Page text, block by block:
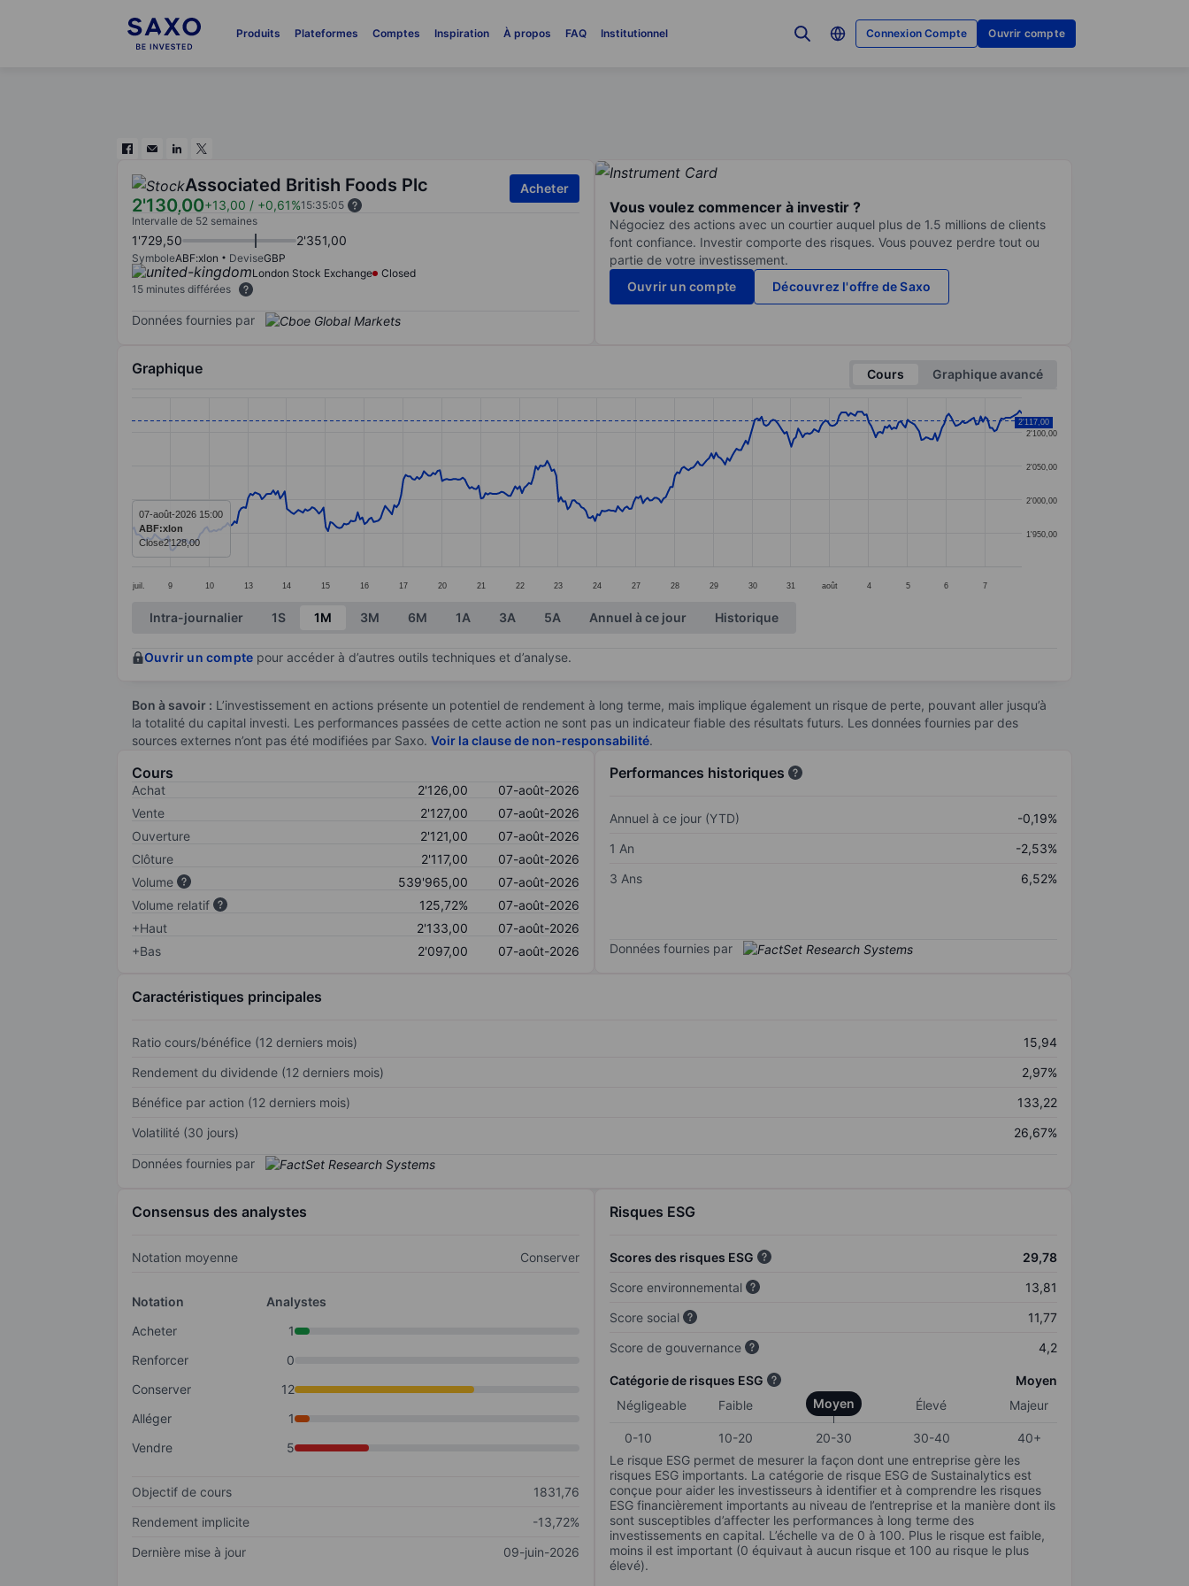
Produits Plateformes Comptes Inspiration À propos FAQ Institutionnel Connexion Compte Ouvrir compte
Associated British Foods Plc
2'130,00+13,00 / +0,61%15:35:05
Acheter
Intervalle de 52 semaines
1'729,50 2'351,00
SymboleABF:xlon DeviseGBP
London Stock Exchange
Closed
15 minutes différées
Données fournies par
Vous voulez commencer à investir ?
Négociez des actions avec un courtier auquel plus de 1.5 millions de clients
font confiance. Investir comporte des risques. Vous pouvez perdre tout ou
partie de votre investissement.
Ouvrir un compte
Découvrez l'offre de Saxo
Graphique Cours
Graphique avancé
The chart has 1 X axis displaying categories.
The chart has 1 Y axis displaying values. Data ranges from 1924 to 2131.5.
juil. 9 10 13 14 15 16 17 20 21 22 23 24 27 28 29 30 31 août 4 5 6 7
1'950,00
2'000,00
2'050,00
2'100,00
2'117,00
07-août-2026 15:00
ABF:xlon
Close2'128,00
End of interactive chart.
Intra-journalier 1S 1M 3M 6M 1A 3A 5A Annuel à ce jour Historique
Ouvrir un compte pour accéder à d’autres outils techniques et d’analyse.
Bon à savoir : L’investissement en actions présente un potentiel de rendement à long terme, mais implique également un risque de perte, pouvant aller jusqu’à
la totalité du capital investi. Les performances passées de cette action ne sont pas un indicateur fiable des résultats futurs. Les données fournies par des
sources externes n’ont pas été modifiées par Saxo. Voir la clause de non-responsabilité.
Cours
Achat 2'126,00
07-août-2026
Vente
2'127,00
07-août-2026
Ouverture
2'121,00
07-août-2026
Clôture
2'117,00
07-août-2026
Volume
539'965,00
07-août-2026
Volume relatif
125,72%
07-août-2026
+Haut
2'133,00
07-août-2026
+Bas
2'097,00 07-août-2026
Performances historiques
Annuel à ce jour (YTD)
-0,19%
1 An
-2,53%
3 Ans
6,52%
Données fournies par
Caractéristiques principales
Ratio cours/bénéfice (12 derniers mois)
15,94
Rendement du dividende (12 derniers mois)
2,97%
Bénéfice par action (12 derniers mois)
133,22
Volatilité (30 jours)
26,67%
Données fournies par
Consensus des analystes
Notation moyenne Conserver
Notation
Analystes
Acheter
1
Renforcer
0
Conserver
12
Alléger
1
Vendre
5
Objectif de cours
1831,76
Rendement implicite
-13,72%
Dernière mise à jour
09-juin-2026
Risques ESG
Scores des risques ESG
29,78
Score environnemental
13,81
Score social
11,77
Score de gouvernance
4,2
Catégorie de risques ESG
Moyen
Négligeable
Faible Moyen Élevé Majeur
0-10 10-20 20-30 30-40
40+
Le risque ESG permet de mesurer la façon dont une entreprise gère les
risques ESG importants. La catégorie de risque ESG de Sustainalytics est
conçue pour aider les investisseurs à identifier et à comprendre les risques
ESG financièrement importants au niveau de l’entreprise et la manière dont ils
sont susceptibles d’affecter les performances à long terme des
investissements en capital. L’échelle va de 0 à 100. Plus le risque est faible,
moins il est important (0 équivaut à aucun risque et 100 au risque le plus
élevé).